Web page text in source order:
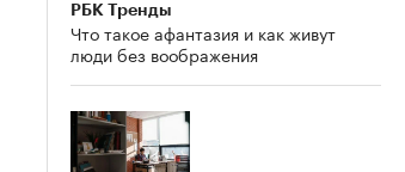
РБК Тренды
Что такое афантазия и как живут
люди без воображения